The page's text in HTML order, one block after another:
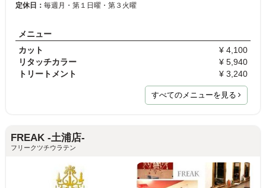
定休日： 毎週月・第１日曜・第３火曜
メニュー
カット
¥ 4,100
リタッチカラー
¥ 5,940
トリートメント
¥ 3,240
すべてのメニューを見る
FREAK -土浦店-
フリークツチウラテン